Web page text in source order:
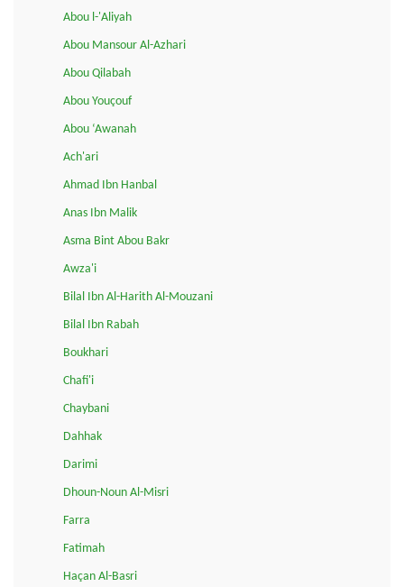
Abou l-'Aliyah
Abou Mansour Al-Azhari
Abou Qilabah
Abou Youçouf
Abou ‘Awanah
Ach'ari
Ahmad Ibn Hanbal
Anas Ibn Malik
Asma Bint Abou Bakr
Awza'i
Bilal Ibn Al-Harith Al-Mouzani
Bilal Ibn Rabah
Boukhari
Chafi'i
Chaybani
Dahhak
Darimi
Dhoun-Noun Al-Misri
Farra
Fatimah
Haçan Al-Basri